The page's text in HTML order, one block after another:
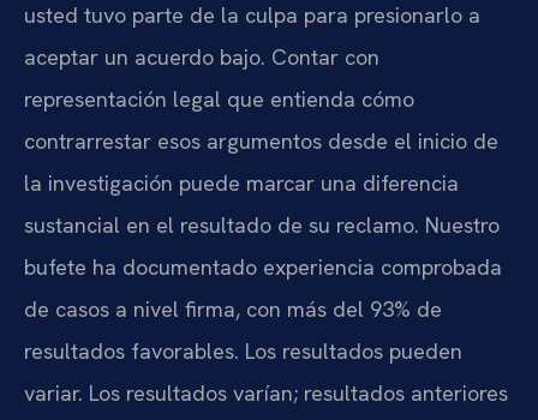
usted tuvo parte de la culpa para presionarlo a
aceptar un acuerdo bajo. Contar con
representación legal que entienda cómo
contrarrestar esos argumentos desde el inicio de
la investigación puede marcar una diferencia
sustancial en el resultado de su reclamo. Nuestro
bufete ha documentado experiencia comprobada
de casos a nivel firma, con más del 93% de
resultados favorables. Los resultados pueden
variar. Los resultados varían; resultados anteriores